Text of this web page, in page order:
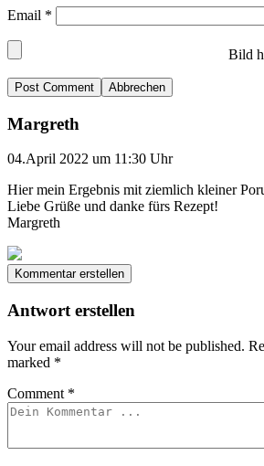
Email *
Bild
Abbrechen
Margreth
04.April 2022 um 11:30 Uhr
Hier mein Ergebnis mit ziemlich kleiner
Liebe Grüße und danke fürs Rezept!
Margreth
Kommentar erstellen
Antwort erstellen
Your email address will not be published.
marked *
Comment *